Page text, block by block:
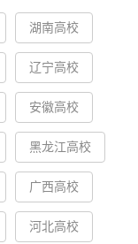
湖南高校
辽宁高校
安徽高校
黑龙江高校
广西高校
河北高校